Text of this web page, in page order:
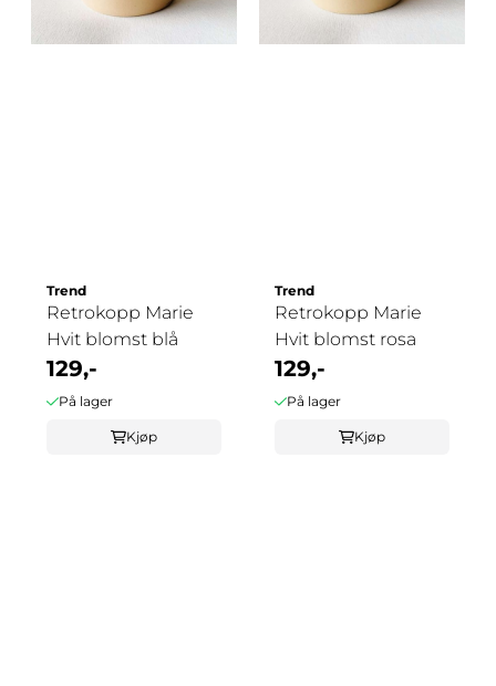
Trend
Retrokopp Marie
Hvit blomst blå
129,-
På lager
Kjøp
Trend
Retrokopp Marie
Hvit blomst rosa
129,-
På lager
Kjøp